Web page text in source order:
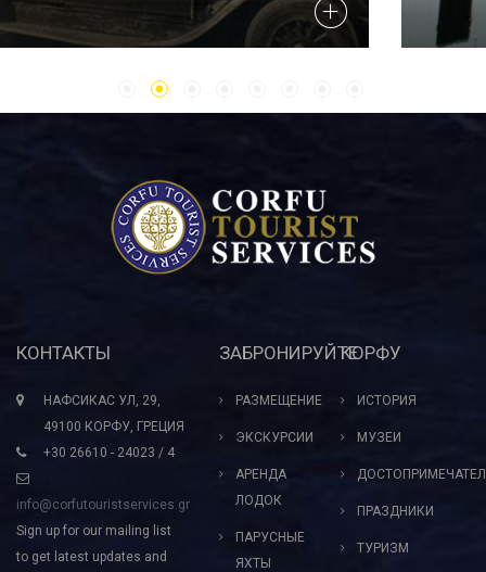
КОНТАКТЫ
НАФСИКАС УЛ, 29,
49100 КОРФУ, ГРЕЦИЯ
+30 26610 - 24023 / 4
info@corfutouristservices.gr
Sign up for our mailing list
to get latest updates and
ЗАБРОНИРУЙТЕ
РАЗМЕЩЕНИЕ
ЭКСКУРСИИ
АРЕНДА
ЛОДОК
ПАРУСНЫЕ
ЯХТЫ
КОРФУ
ИСТОРИЯ
МУЗЕИ
ПРАЗДНИКИ
ТУРИЗМ